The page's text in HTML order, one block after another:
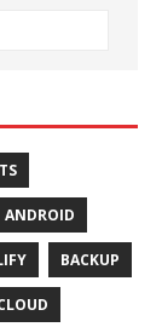
ANDROID
BACKUP